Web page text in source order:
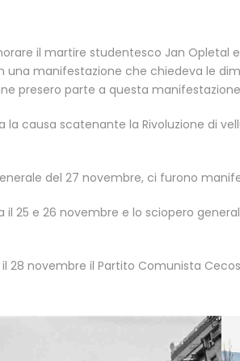
il martire studentesco Jan Opletal
manifestazione che chiedeva le
presero parte a questa
causa scatenante la Rivoluzione di
del 27 novembre, ci furono
25 e 26 novembre e lo sciopero
novembre il Partito Comunista